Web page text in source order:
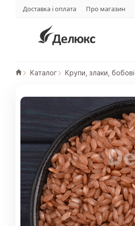
Доставка і оплата Про магазин
Каталог Крупи, злаки, бобові